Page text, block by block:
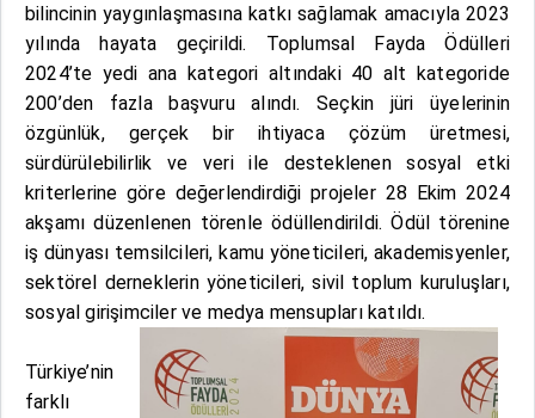
bilincinin yaygınlaşmasına katkı sağlamak amacıyla 2023
yılında hayata geçirildi. Toplumsal Fayda Ödülleri
2024’te yedi ana kategori altındaki 40 alt kategoride
200’den fazla başvuru alındı. Seçkin jüri üyelerinin
özgünlük, gerçek bir ihtiyaca çözüm üretmesi,
sürdürülebilirlik ve veri ile desteklenen sosyal etki
kriterlerine göre değerlendirdiği projeler 28 Ekim 2024
akşamı düzenlenen törenle ödüllendirildi. Ödül törenine
iş dünyası temsilcileri, kamu yöneticileri, akademisyenler,
sektörel derneklerin yöneticileri, sivil toplum kuruluşları,
sosyal girişimciler ve medya mensupları katıldı.
Türkiye’nin
farklı